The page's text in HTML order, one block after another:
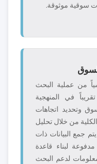
سوقية موثوقة.
من عملية البحث
حيث يساهم بنسبة 20% تقريباً في المنهجية
وتحديد اتجاهات
من خلال تحليل
جمع البيانات ذات
لبناء قاعدة
لدعم البحث